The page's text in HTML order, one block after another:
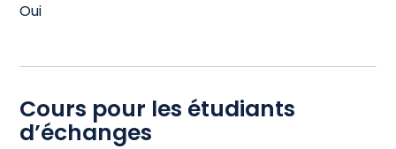
Oui
Cours pour les étudiants
d’échanges